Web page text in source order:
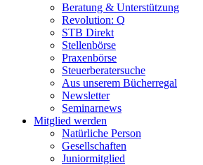
Beratung & Unterstützung
Revolution: Q
STB Direkt
Stellenbörse
Praxenbörse
Steuerberatersuche
Aus unserem Bücherregal
Newsletter
Seminarnews
Mitglied werden
Natürliche Person
Gesellschaften
Juniormitglied